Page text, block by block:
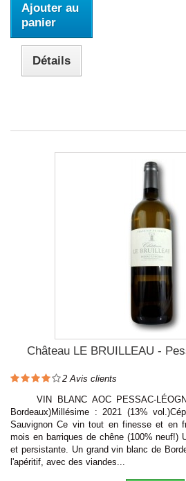
Ajouter au
panier
Détails
Château LE BRUILLEAU -
2 Avis clients
VIN BLANC AOC PESSAC-
Bordeaux)Millésime : 2021 (13%
Sauvignon Ce vin tout en finesse et en
mois en barriques de chêne (100% neuf!)
et persistante. Un grand vin blanc de
l'apéritif, avec des viandes...